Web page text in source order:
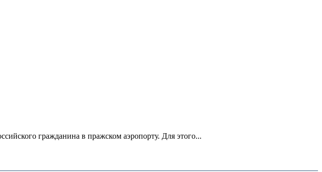
гражданина в пражском аэропорту. Для этого...